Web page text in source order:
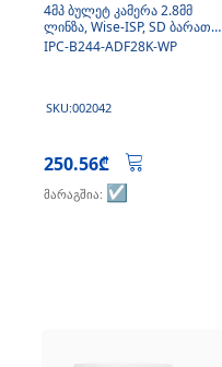
4მპ ბულეტ კამერა 2.8მმ
ლინზა, Wise-ISP, SD ბარათი,
მიკროფონი
IPC-B244-ADF28K-WP
SKU:002042
250.56₾
მარაგშია: ☑️